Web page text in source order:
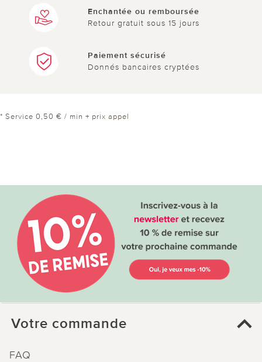
Enchantée ou remboursée
Retour gratuit sous 15 jours
Paiement sécurisé
Donnés bancaires cryptées
* Service 0,50 € / min + prix appel
Votre commande
FAQ